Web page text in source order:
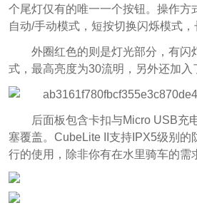
个尾灯仅有的唯一一个按钮。操作方
自动/手动模式，短按切换闪烁模式，
外圈红色的则是灯光部分，有闪
式，最高亮度为30流明，另外还加入
后面板包含卡扣与Micro USB充
塞覆盖。CubeLite II支持IPX5级别的
行的使用，除非你有在水里骑车的需